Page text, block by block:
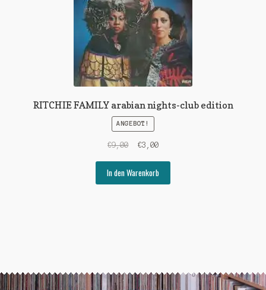
RITCHIE FAMILY arabian nights-club edition
ANGEBOT!
€9,00
Ursprünglicher
war:
€9,00
€3,00Aktueller
ist:
€3,00.
In den Warenkorb